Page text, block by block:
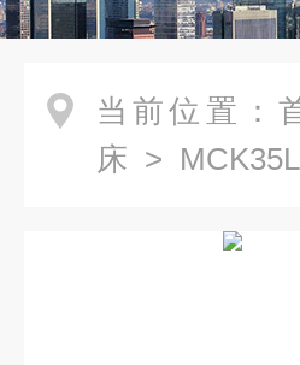
当前位置：
床 >